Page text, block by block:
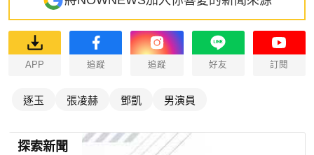
APP 追蹤 追蹤 好友 訂閱
逐玉 張凌赫 鄧凱 男演員
探索新聞